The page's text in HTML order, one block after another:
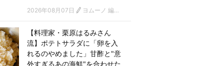
2026年08月07日 ヨムーノ 編集部
【料理家・栗原はるみさん
流】ポテトサラダに「卵を入
れるのやめました」甘酢と"意
外すぎるあの海鮮"を合わせた